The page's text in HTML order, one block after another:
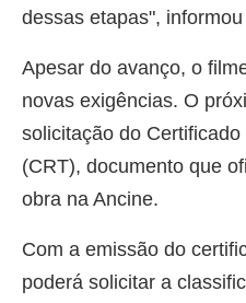
dessas etapas",
Apesar do avanço, o
novas exigências. O
solicitação do
(CRT), documento que
obra na Ancine.
Com a emissão do
poderá solicitar a